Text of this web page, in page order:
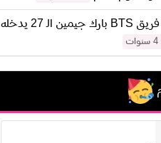
عيد ميلاد عضو فريق BTS بارك جيمين الـ 27 يدخله